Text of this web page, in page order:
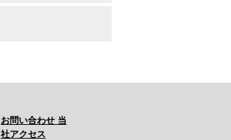
お問い合わせ 当
社アクセス